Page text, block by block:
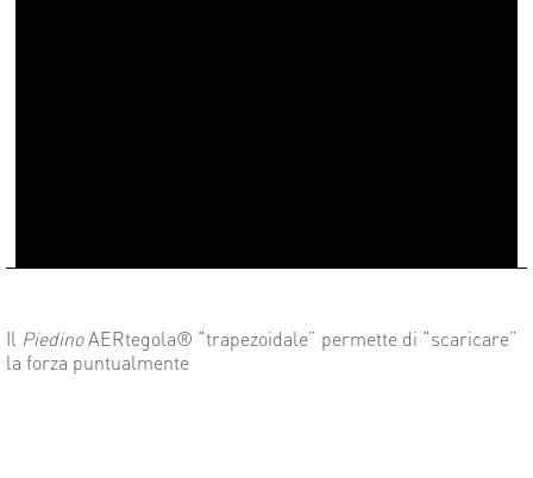
Il PiedinoAERtegola® “trapezoidale” permette di “scaricare”
la forza puntualmente